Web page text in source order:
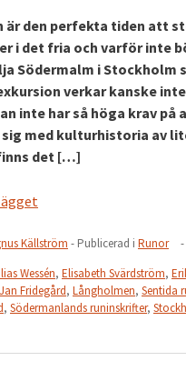
är den perfekta tiden att
i det fria och varför inte
Södermalm i Stockholm
verkar kanske
inte har så höga krav
med kulturhistoria av
det […]
Källström - Publicerad i Runor
Wessén, Elisabeth Svärdström,
Jan Fridegård, Långholmen, Sentida
, Södermanlands runinskrifter,